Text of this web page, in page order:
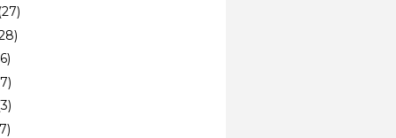
(27)